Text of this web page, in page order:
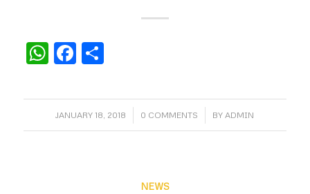
WhatsApp
Facebook
Share
JANUARY 18, 2018
/ 0 COMMENTS
/ BY ADMIN
NEWS